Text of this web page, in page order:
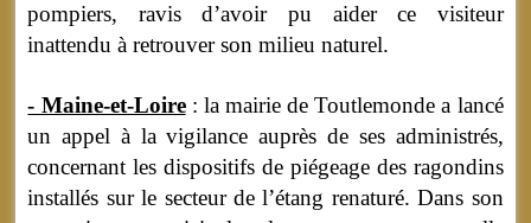
pompiers, ravis d’avoir pu aider ce visiteur
inattendu à retrouver son milieu naturel.
- Maine-et-Loire: la mairie de Toutlemonde a lancé
un appel à la vigilance auprès de ses administrés,
concernant les dispositifs de piégeage des ragondins
installés sur le secteur de l’étang renaturé. Dans son